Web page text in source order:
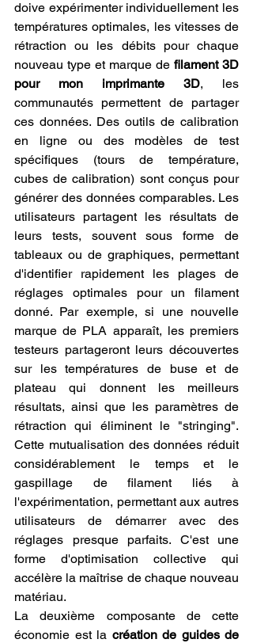
doive expérimenter individuellement les
températures optimales, les vitesses de
rétraction ou les débits pour chaque
nouveau type et marque de filament 3D
pour mon imprimante 3D, les
communautés permettent de partager
ces données. Des outils de calibration
en ligne ou des modèles de test
spécifiques (tours de température,
cubes de calibration) sont conçus pour
générer des données comparables. Les
utilisateurs partagent les résultats de
leurs tests, souvent sous forme de
tableaux ou de graphiques, permettant
d'identifier rapidement les plages de
réglages optimales pour un filament
donné. Par exemple, si une nouvelle
marque de PLA apparaît, les premiers
testeurs partageront leurs découvertes
sur les températures de buse et de
plateau qui donnent les meilleurs
résultats, ainsi que les paramètres de
rétraction qui éliminent le "stringing".
Cette mutualisation des données réduit
considérablement le temps et le
gaspillage de filament liés à
l'expérimentation, permettant aux autres
utilisateurs de démarrer avec des
réglages presque parfaits. C'est une
forme d'optimisation collective qui
accélère la maîtrise de chaque nouveau
matériau.
La deuxième composante de cette
économie est la création de guides de